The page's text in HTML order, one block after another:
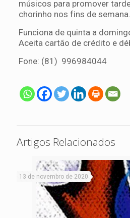
músicos para promover
chorinho nos fins de semana.
Funciona de quinta a
Aceita cartão de crédito e
Fone: (81) 996984044
Artigos Relacionados
13 de novembro de 2020